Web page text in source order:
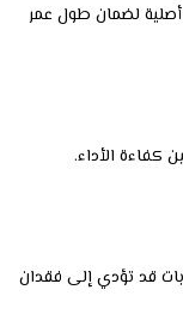
لضمان طول عمر
كفاءة الأداء.
قد تؤدي إلى فقدان